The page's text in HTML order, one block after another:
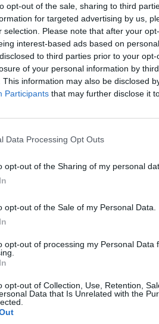
opt-out of the sale, sharing to third
for targeted advertising by us,
selection. Please note that after your
interest-based ads based on
to third parties prior to your
of your personal information by
This information may also be disclosed
Participants that may further disclose it
Data Processing Opt Outs
opt-out of the Sharing of my personal
opt-out of the Sale of my Personal Data.
opt-out of processing my Personal Data
opt-out of Collection, Use, Retention,
Data that Is Unrelated with the
dėl rekonstrukcijos tuo pačiu
Meškinio tiltas per Nerį.
pajūrio link bus nukreiptas per
tiltas bus skirtas tik
naujas, o pietinis bus
kelio ruožas Lietuvoje –
čia siekia iki 78 tūkst.